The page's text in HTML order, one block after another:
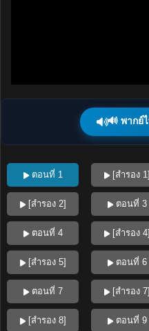
🔊 พากย์
ตอนที่ 1 [สำรอง 1]
[สำรอง 2] ตอนที่ 3
ตอนที่ 4 [สำรอง 4]
[สำรอง 5] ตอนที่ 6
ตอนที่ 7 [สำรอง 7]
[สำรอง 8] ตอนที่ 9